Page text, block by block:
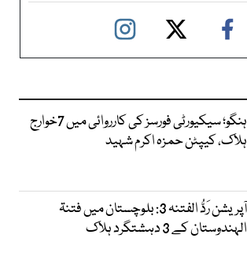
ہنگو؛ سیکیورٹی فورسز کی کارروائی میں 7خوارج
ہلاک، کیپٹن حمزہ اکرم شہید
آپریشن رَدُّ الفتنہ 3: بلوچستان میں فتنۃ
الہندوستان کے 3 دہشتگرد ہلاک